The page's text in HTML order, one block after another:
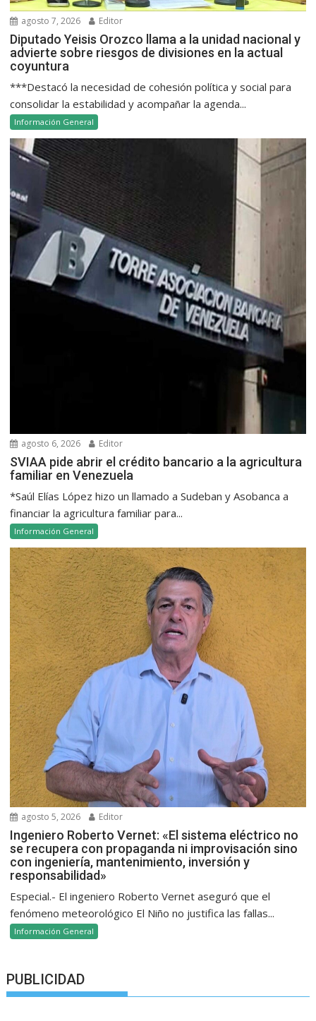
agosto 7, 2026 Editor
Diputado Yeisis Orozco llama a la unidad nacional y
advierte sobre riesgos de divisiones en la actual
coyuntura
***Destacó la necesidad de cohesión política y social para
consolidar la estabilidad y acompañar la agenda...
Información General
agosto 6, 2026 Editor
SVIAA pide abrir el crédito bancario a la agricultura
familiar en Venezuela
*Saúl Elías López hizo un llamado a Sudeban y Asobanca a
financiar la agricultura familiar para...
Información General
agosto 5, 2026 Editor
Ingeniero Roberto Vernet: «El sistema eléctrico no
se recupera con propaganda ni improvisación sino
con ingeniería, mantenimiento, inversión y
responsabilidad»
Especial.- El ingeniero Roberto Vernet aseguró que el
fenómeno meteorológico El Niño no justifica las fallas...
Información General
PUBLICIDAD